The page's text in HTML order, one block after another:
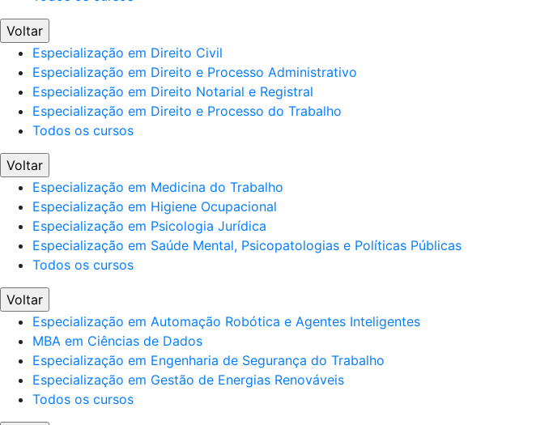
Voltar
Especialização em Direito Civil
Especialização em Direito e Processo Administrativo
Especialização em Direito Notarial e Registral
Especialização em Direito e Processo do Trabalho
Todos os cursos
Voltar
Especialização em Medicina do Trabalho
Especialização em Higiene Ocupacional
Especialização em Psicologia Jurídica
Especialização em Saúde Mental, Psicopatologias e Políticas Públicas
Todos os cursos
Voltar
Especialização em Automação Robótica e Agentes Inteligentes
MBA em Ciências de Dados
Especialização em Engenharia de Segurança do Trabalho
Especialização em Gestão de Energias Renováveis
Todos os cursos